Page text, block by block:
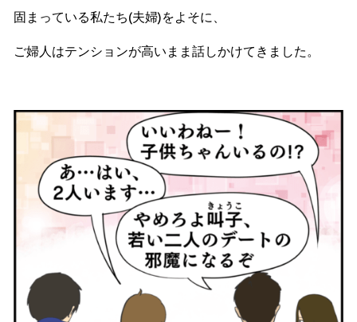
固まっている私たち(夫婦)をよそに、
ご婦人はテンションが高いまま話しかけてきました。